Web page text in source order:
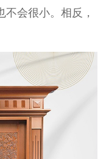
会很小。相反，